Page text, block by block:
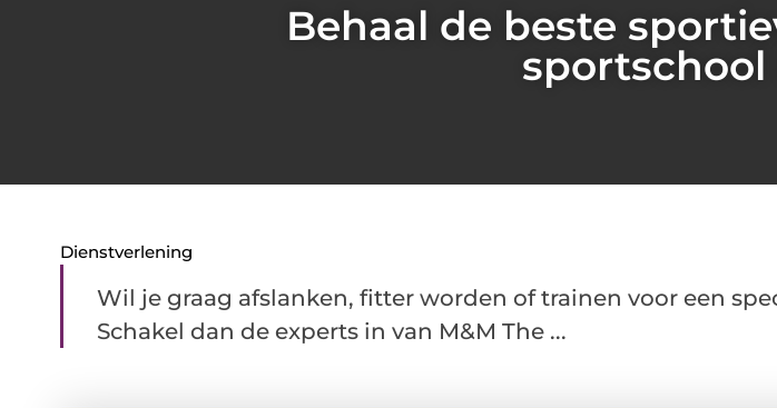
Behaal de beste
Dienstverlening
Wil je graag afslanken, fitter worden of trainen voor een
Schakel dan de experts in van M&M The ...